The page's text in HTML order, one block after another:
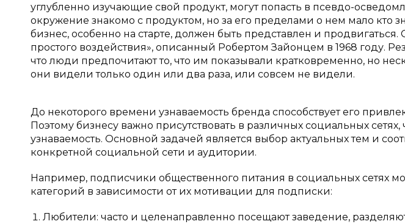
углубленно изучающие свой продукт, могут попасть в псевдо-
окружение знакомо с продуктом, но за его пределами о нем мало кто
бизнес, особенно на старте, должен быть представлен и продвигаться.
простого воздействия», описанный Робертом Зайонцем в 1968 году.
что люди предпочитают то, что им показывали кратковременно, но
они видели только один или два раза, или совсем не видели.
До некоторого времени узнаваемость бренда способствует его
Поэтому бизнесу важно присутствовать в различных социальных
узнаваемость. Основной задачей является выбор актуальных тем и
конкретной социальной сети и аудитории.
Например, подписчики общественного питания в социальных сетях
категорий в зависимости от их мотивации для подписки:
Любители: часто и целенаправленно посещают заведение,